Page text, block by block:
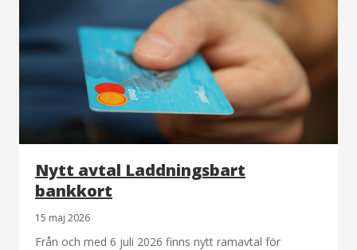
Nytt avtal Laddningsbart
bankkort
15 maj 2026
Från och med 6 juli 2026 finns nytt ramavtal för